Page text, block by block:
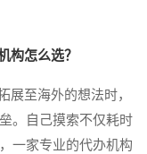
构怎么选？
至海外的想法时，
。自己摸索不仅耗时
一家专业的代办机构